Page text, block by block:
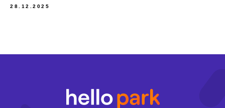
28.12.2025